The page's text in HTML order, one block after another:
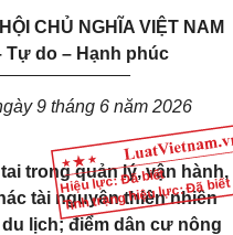
Hiệu lực: Đã biết
Tình trạng hiệu lực: Đã biết
CHỦ NGHĨA VIỆT NAM
Tự do – Hạnh phúc
9 tháng 6 năm 2026
trong quản lý, vận hành,
tài nguyên thiên nhiên
lịch; điểm dân cư nông